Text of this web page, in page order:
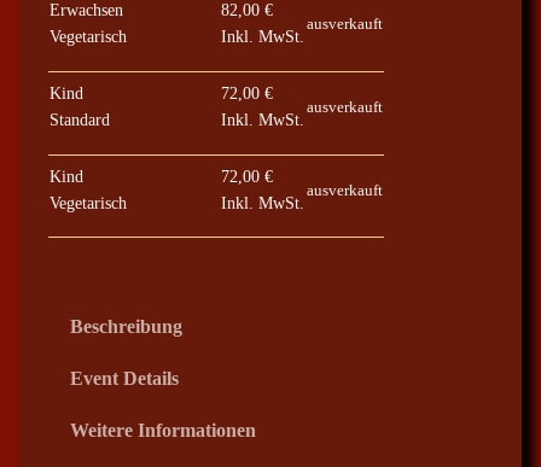
e
2
8
Erwachsen
Vegetarisch
82,00 €
Inkl. MwSt.
ausverkauft
Kind
Standard
72,00 €
Inkl. MwSt.
ausverkauft
Kind
Vegetarisch
72,00 €
Inkl. MwSt.
ausverkauft
Beschreibung
Event Details
Weitere Informationen